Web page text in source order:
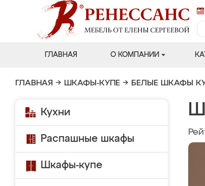
ГЛАВНАЯ О КОМПАНИИ
ГЛАВНАЯ → ШКАФЫ-КУПЕ → БЕЛЫЕ ШКАФЫ
Кухни
Распашные шкафы
Шкафы-купе